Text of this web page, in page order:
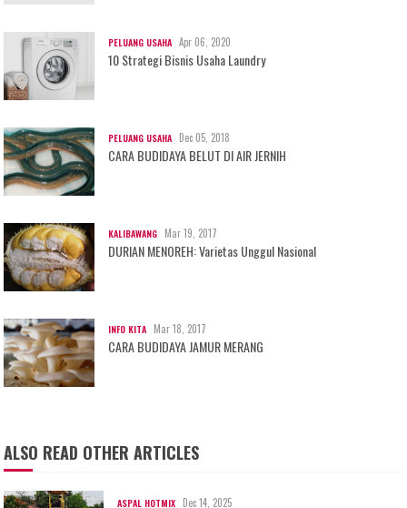
PELUANG USAHA Apr 06, 2020
10 Strategi Bisnis Usaha Laundry
PELUANG USAHA Dec 05, 2018
CARA BUDIDAYA BELUT DI AIR JERNIH
KALIBAWANG Mar 19, 2017
DURIAN MENOREH: Varietas Unggul Nasional
INFO KITA Mar 18, 2017
CARA BUDIDAYA JAMUR MERANG
ALSO READ OTHER ARTICLES
ASPAL HOTMIX Dec 14, 2025